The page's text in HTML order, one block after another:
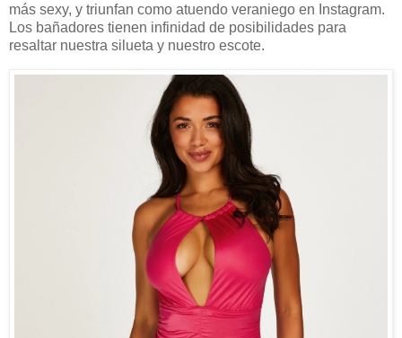
más sexy, y triunfan como atuendo veraniego en Instagram.
Los bañadores tienen infinidad de posibilidades para
resaltar nuestra silueta y nuestro escote.